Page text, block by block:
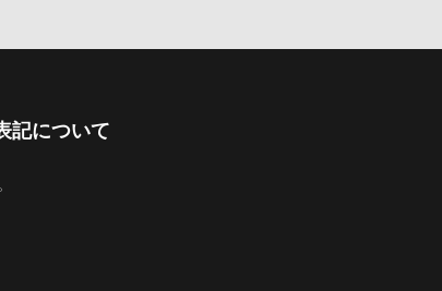
記について